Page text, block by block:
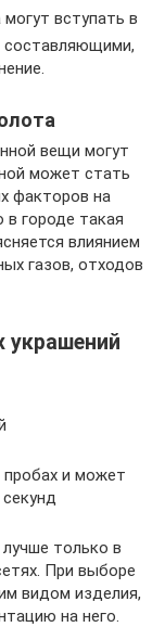
вступать в
составляющими,
вещи могут
может стать
факторов на
городе такая
влиянием
газов, отходов
украшений
пробах и может
только в
При выборе
видом изделия,
на него.